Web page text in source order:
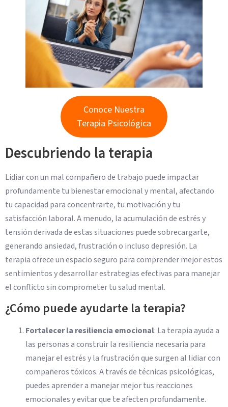
Conoce Nuestra
Terapia Psicológica
Descubriendo la terapia
Lidiar con un mal compañero de trabajo puede impactar
profundamente tu bienestar emocional y mental, afectando
tu capacidad para concentrarte, tu motivación y tu
satisfacción laboral. A menudo, la acumulación de estrés y
tensión derivada de estas situaciones puede sobrecargarte,
generando ansiedad, frustración o incluso depresión. La
terapia ofrece un espacio seguro para comprender mejor estos
sentimientos y desarrollar estrategias efectivas para manejar
el conflicto sin comprometer tu salud mental.
¿Cómo puede ayudarte la terapia?
Fortalecer la resiliencia emocional: La terapia ayuda a
las personas a construir la resiliencia necesaria para
manejar el estrés y la frustración que surgen al lidiar con
compañeros tóxicos. A través de técnicas psicológicas,
puedes aprender a manejar mejor tus reacciones
emocionales y evitar que te afecten profundamente.